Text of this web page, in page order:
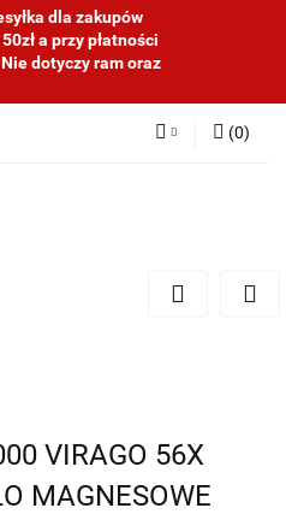
dla zakupów
a przy płatności
dotyczy ram oraz
(0)
VIRAGO 56X
MAGNESOWE